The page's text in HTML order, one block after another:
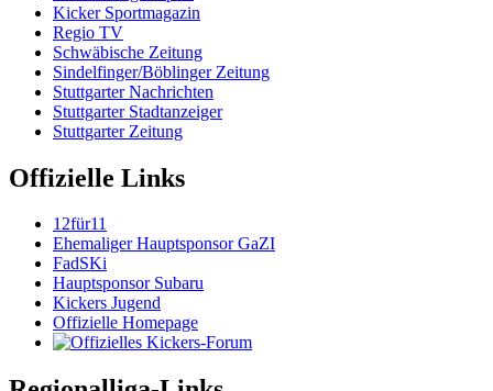
Kicker Sportmagazin
Regio TV
Schwäbische Zeitung
Sindelfinger/Böblinger Zeitung
Stuttgarter Nachrichten
Stuttgarter Stadtanzeiger
Stuttgarter Zeitung
Offizielle Links
12für11
Ehemaliger Hauptsponsor GaZI
FadSKi
Hauptsponsor Subaru
Kickers Jugend
Offizielle Homepage